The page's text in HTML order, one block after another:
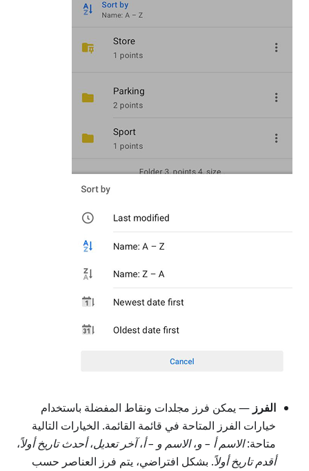
الفرز — يمكن فرز مجلدات ونقاط المفضلة باستخدام
خيارات الفرز المتاحة في قائمة القائمة. الخيارات التالية
متاحة:الاسم أ – و،الاسم و – أ،آخر تعديل،أحدث تاريخ أولاً،
أقدم تاريخ أولاً. بشكل افتراضي، يتم فرز العناصر حسب